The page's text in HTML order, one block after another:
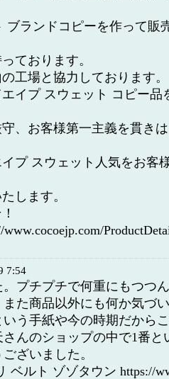
ランドコピーを作って販
ております。
工場と協力しております。
イプ スウェット コピー品
、お客様第一主義を貫き
プ スウェット人気をお客
します。
7:54
プチプチで何重にもつつ
た商品以外にも何か気づ
う手紙や今の時期だから
んのショップの中で1番と
ざいました。
ベルト ゾゾタウン https://